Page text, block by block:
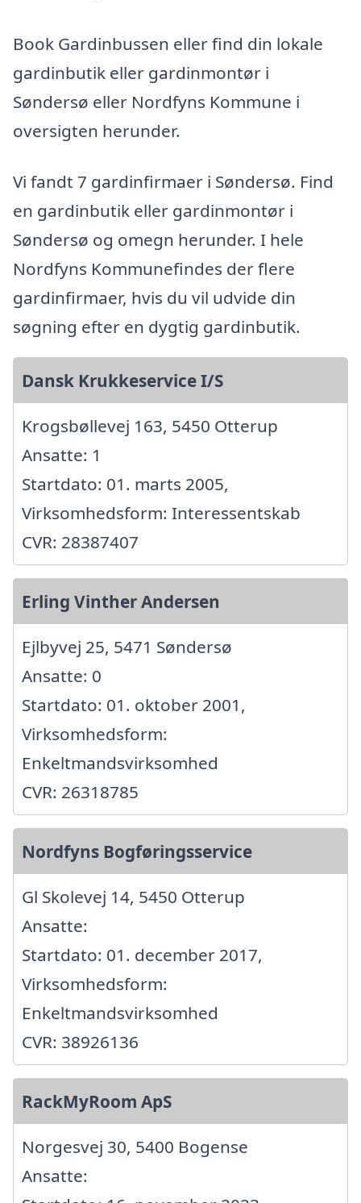
Book Gardinbussen eller find din lokale
gardinbutik eller gardinmontør i
Søndersø eller Nordfyns Kommune i
oversigten herunder.
Vi fandt 7 gardinfirmaer i Søndersø. Find
en gardinbutik eller gardinmontør i
Søndersø og omegn herunder. I hele
Nordfyns Kommunefindes der flere
gardinfirmaer, hvis du vil udvide din
søgning efter en dygtig gardinbutik.
Dansk Krukkeservice I/S
Krogsbøllevej 163, 5450 Otterup
Ansatte: 1
Startdato: 01. marts 2005,
Virksomhedsform: Interessentskab
CVR: 28387407
Erling Vinther Andersen
Ejlbyvej 25, 5471 Søndersø
Ansatte: 0
Startdato: 01. oktober 2001,
Virksomhedsform:
Enkeltmandsvirksomhed
CVR: 26318785
Nordfyns Bogføringsservice
Gl Skolevej 14, 5450 Otterup
Ansatte:
Startdato: 01. december 2017,
Virksomhedsform:
Enkeltmandsvirksomhed
CVR: 38926136
RackMyRoom ApS
Norgesvej 30, 5400 Bogense
Ansatte: